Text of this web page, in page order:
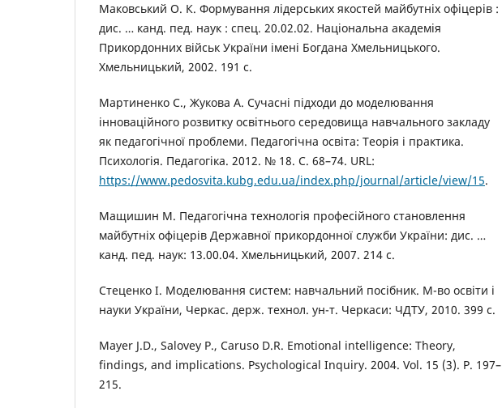
Маковський О. К. Формування лідерських якостей майбутніх офіцерів :
дис. … канд. пед. наук : спец. 20.02.02. Національна академія
Прикордонних військ України імені Богдана Хмельницького.
Хмельницький, 2002. 191 с.
Мартиненко С., Жукова А. Сучасні підходи до моделювання
інноваційного розвитку освітнього середовища навчального закладу
як педагогічної проблеми. Педагогічна освіта: Теорія і практика.
Психологія. Педагогіка. 2012. № 18. С. 68–74. URL:
https://www.pedosvita.kubg.edu.ua/index.php/journal/article/view/15.
Мащишин М. Педагогічна технологія професійного становлення
майбутніх офіцерів Державної прикордонної служби України: дис. …
канд. пед. наук: 13.00.04. Хмельницький, 2007. 214 с.
Стеценко І. Моделювання систем: навчальний посібник. М-во освіти і
науки України, Черкас. держ. технол. ун-т. Черкаси: ЧДТУ, 2010. 399 с.
Mayer J.D., Salovey P., Caruso D.R. Emotional intelligence: Theory,
findings, and implications. Psychological Inquiry. 2004. Vol. 15 (3). P. 197–
215.